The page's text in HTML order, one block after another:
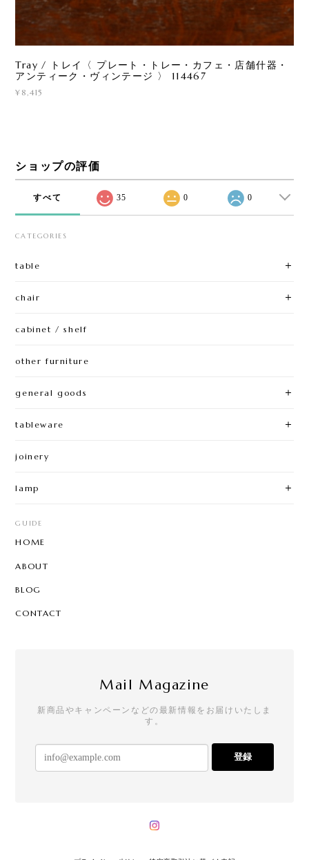
Tray / トレイ〈 プレート・トレー・カフェ・店舗什器・
アンティーク・ヴィンテージ 〉 114467
¥8,415
ショップの評価
すべて 35 0 0
CATEGORIES
table
chair
cabinet / shelf
other furniture
general goods
tableware
joinery
lamp
GUIDE
HOME
ABOUT
BLOG
CONTACT
Mail Magazine
新商品やキャンペーンなどの最新情報をお届けいたしま
す。
登録